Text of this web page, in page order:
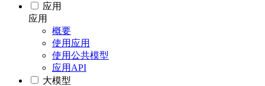
应用
应用
概要
使用应用
使用公共模型
应用API
大模型